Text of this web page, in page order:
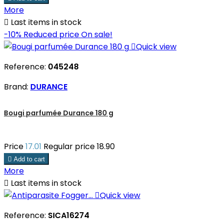
More
 Last items in stock
-10% Reduced priceOn sale!
Quick view
Reference: 045248
Brand: DURANCE
Bougi parfumée Durance 180 g
Price17.01 Regular price18.90
 Add to cart
More
 Last items in stock
Quick view
Reference: SICA16274